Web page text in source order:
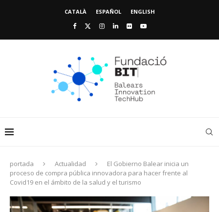
CATALÀ ESPAÑOL ENGLISH
portada Actualidad
El Gobierno Balear inicia un
proceso de compra pública innovadora para hacer frente al
Covid19 en el ámbito de la salud y el turismo